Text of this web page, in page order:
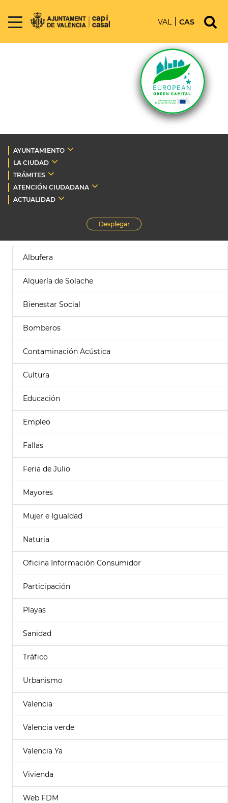
VAL CAS
AYUNTAMIENTO
LA CIUDAD
TRÁMITES
ATENCIÓN CIUDADANA
ACTUALIDAD
Desplegar
Albufera
Alquería de Solache
Bienestar Social
Bomberos
Contaminación Acústica
Cultura
Educación
Empleo
Fallas
Feria de Julio
Mayores
Mujer e Igualdad
Naturia
Oficina Información Consumidor
Participación
Playas
Sanidad
Tráfico
Urbanismo
Valencia
Valencia verde
Valencia Ya
Vivienda
Web FDM